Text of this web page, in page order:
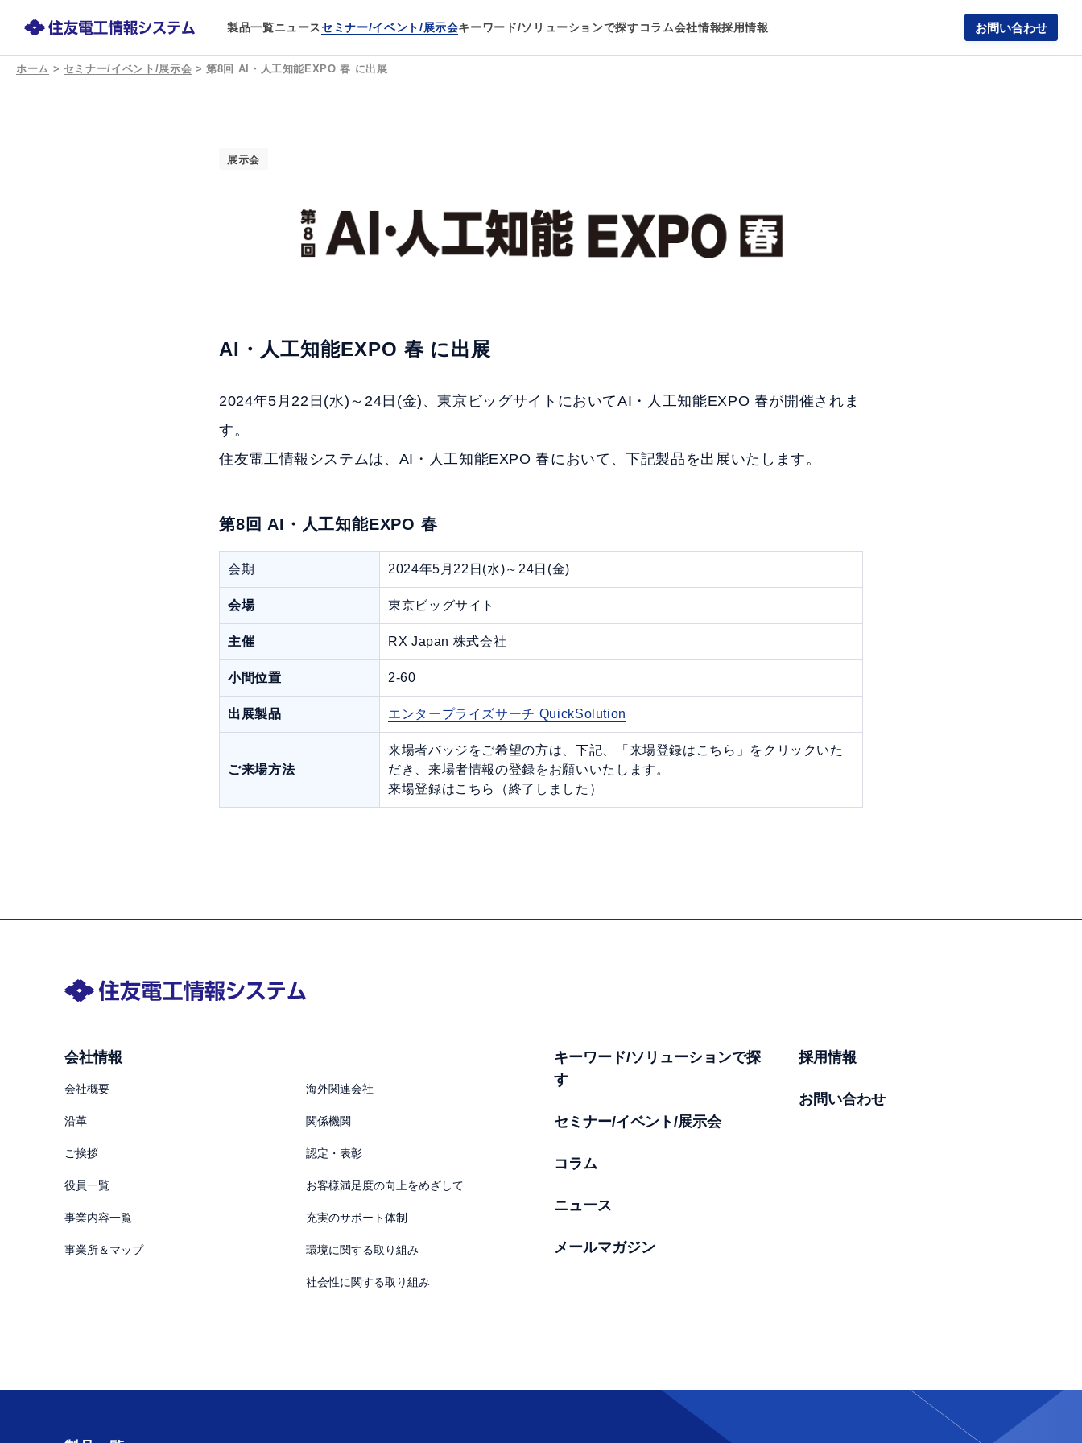
製品一覧ニュースセミナー/イベント/展示会キーワード/ソリューションで探すコラム会社情報採用情報 お問い合わせ
ホーム > セミナー/イベント/展示会 >第8回 AI・人工知能EXPO 春 に出展
展示会
AI・人工知能EXPO 春 に出展
2024年5月22日(水)～24日(金)、東京ビッグサイトにおいてAI・人工知能EXPO 春が開催されま
す。
住友電工情報システムは、AI・人工知能EXPO 春において、下記製品を出展いたします。
第8回 AI・人工知能EXPO 春
会期 2024年5月22日(水)～24日(金)
会場 東京ビッグサイト
主催 RX Japan 株式会社
小間位置 2-60
出展製品 エンタープライズサーチ QuickSolution
ご来場方法
来場者バッジをご希望の方は、下記、「来場登録はこちら」をクリックいた
だき、来場者情報の登録をお願いいたします。
来場登録はこちら（終了しました）
会社情報
会社概要
沿革
ご挨拶
役員一覧
事業内容一覧
事業所＆マップ
海外関連会社
関係機関
認定・表彰
お客様満足度の向上をめざして
充実のサポート体制
環境に関する取り組み
社会性に関する取り組み
キーワード/ソリューションで探
す
セミナー/イベント/展示会
コラム
ニュース
メールマガジン
採用情報
お問い合わせ